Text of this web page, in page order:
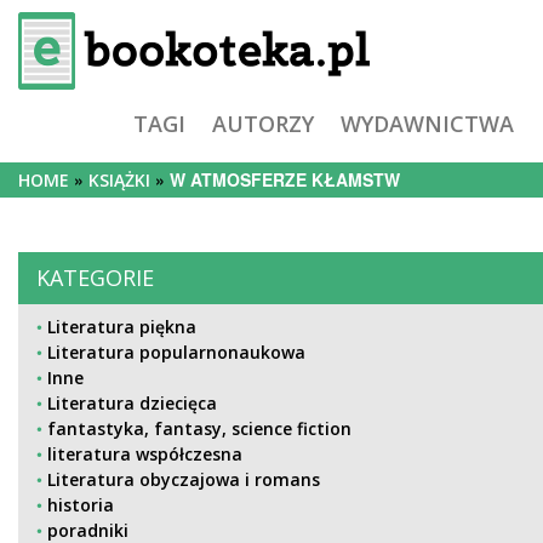
TAGI AUTORZY WYDAWNICTWA
HOME KSIĄŻKI W ATMOSFERZE KŁAMSTW
KATEGORIE
Literatura piękna
Literatura popularnonaukowa
Inne
Literatura dziecięca
fantastyka, fantasy, science fiction
literatura współczesna
Literatura obyczajowa i romans
historia
poradniki